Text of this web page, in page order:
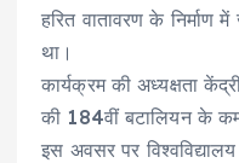
हरित वातावरण के निर्माण
था।
कार्यक्रम की अध्यक्षता
की 184वीं बटालियन के
इस अवसर पर